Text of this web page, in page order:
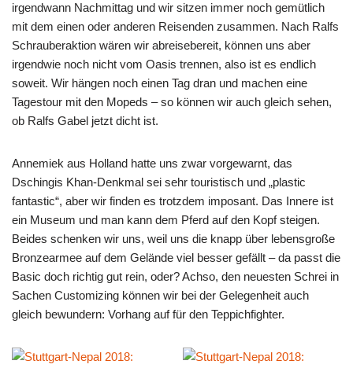
irgendwann Nachmittag und wir sitzen immer noch gemütlich
mit dem einen oder anderen Reisenden zusammen. Nach Ralfs
Schrauberaktion wären wir abreisebereit, können uns aber
irgendwie noch nicht vom Oasis trennen, also ist es endlich
soweit. Wir hängen noch einen Tag dran und machen eine
Tagestour mit den Mopeds – so können wir auch gleich sehen,
ob Ralfs Gabel jetzt dicht ist.
Annemiek aus Holland hatte uns zwar vorgewarnt, das
Dschingis Khan-Denkmal sei sehr touristisch und „plastic
fantastic“, aber wir finden es trotzdem imposant. Das Innere ist
ein Museum und man kann dem Pferd auf den Kopf steigen.
Beides schenken wir uns, weil uns die knapp über lebensgroße
Bronzearmee auf dem Gelände viel besser gefällt – da passt die
Basic doch richtig gut rein, oder? Achso, den neuesten Schrei in
Sachen Customizing können wir bei der Gelegenheit auch
gleich bewundern: Vorhang auf für den Teppichfighter.